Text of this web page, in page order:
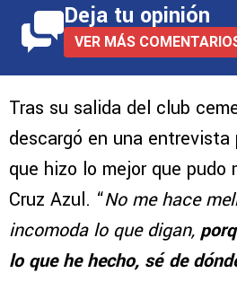
Deja tu opinión
VER MÁS
Tras su salida del club
descargó en una
que hizo lo mejor que pudo
Cruz Azul. “No me hace
incomoda lo que digan,
lo que he hecho, sé de